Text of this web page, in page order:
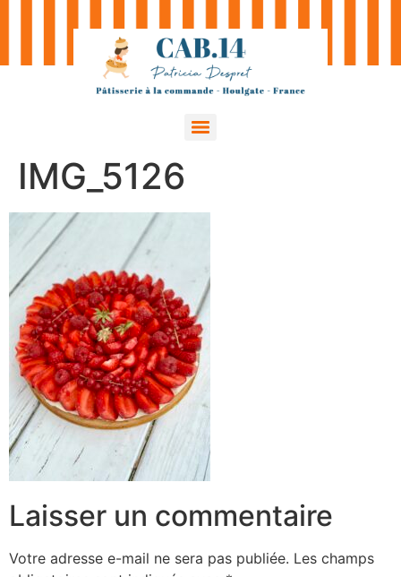
IMG_5126
Laisser un commentaire
Votre adresse e-mail ne sera pas publiée. Les champs